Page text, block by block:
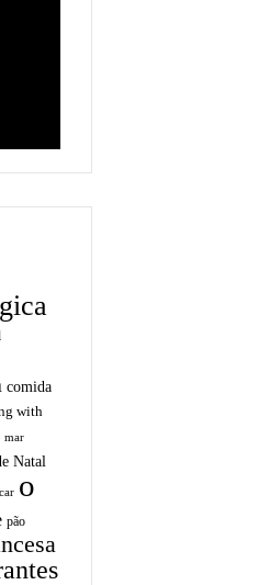
comida
with
mar
Natal
o
pão